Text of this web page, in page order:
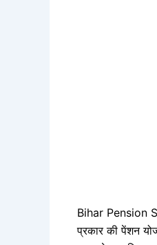
Bihar Pension
प्रकार की पेंशन